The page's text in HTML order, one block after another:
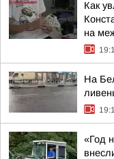
Как
на
На
«Год